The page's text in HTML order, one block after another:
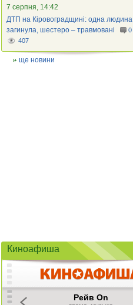
7 серпня, 14:42
ДТП на Кіровоградщині: одна людина
загинула, шестеро – травмовані
0
407
ще новини
Киноафиша